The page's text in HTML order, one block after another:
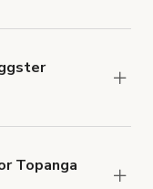
Topanga